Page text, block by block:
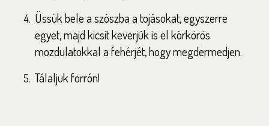
Üssük bele a szószba a tojásokat, egyszerre
egyet, majd kicsit keverjük is el körkörös
mozdulatokkal a fehérjét, hogy megdermedjen.
Tálaljuk forrón!